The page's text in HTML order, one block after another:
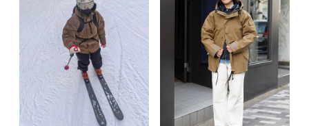
プライバシーポリシー
特定商取引法について
お問い合わせ
OFFICIAL WEB SITE
ACCOUNT MENU